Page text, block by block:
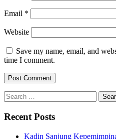
Email *
Website
Save my name, email, and
time I comment.
Search
for:
Recent Posts
Kadin Sanjung